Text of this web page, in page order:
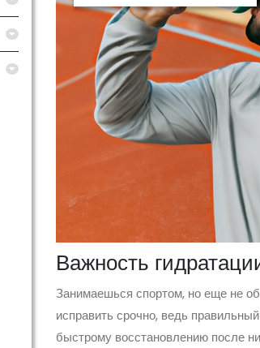
Важность
Занимаешься спортом, но еще не
исправить срочно, ведь
быстрому восстановлению после